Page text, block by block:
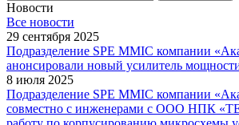
Новости
Все новости
29 сентября 2025
Подразделение SPE MMIC компании
анонсировали новый усилитель
8 июля 2025
Подразделение SPE MMIC компании
совместно с инженерами с ООО НПК